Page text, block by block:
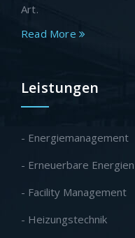
Art.
Read More
Leistungen
- Energiemanagement
- Erneuerbare Energien
- Facility Management
- Heizungstechnik